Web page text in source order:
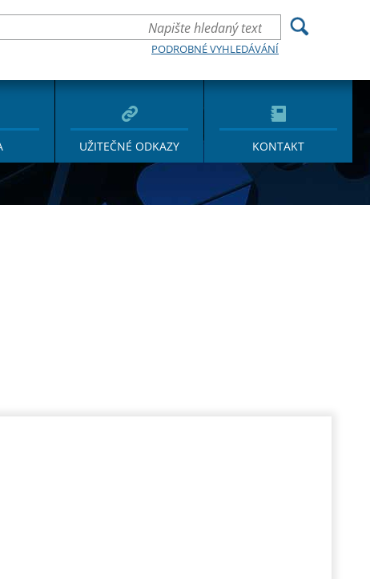
PODROBNÉ VYHLEDÁVÁNÍ
UŽITEČNÉ ODKAZY KONTAKT